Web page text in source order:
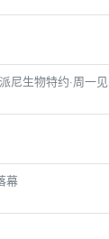
尼生物特约·周一见
幕